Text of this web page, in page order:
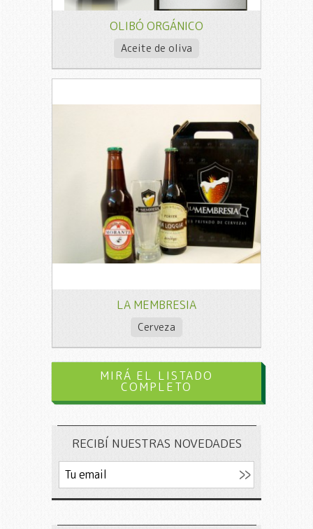
OLIBÓ ORGÁNICO
Aceite de oliva
LA MEMBRESIA
Cerveza
MIRÁ EL LISTADO
COMPLETO
RECIBÍ NUESTRAS NOVEDADES